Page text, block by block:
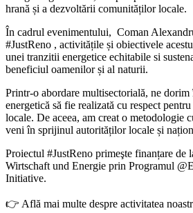
hrană și a dezvoltării comunităților locale.
În cadrul evenimentului, Coman
#JustReno , activitățile și obiectivele
unei tranzitii energetice echitabile si
beneficiul oamenilor și al naturii.
Printr-o abordare multisectorială, ne
energetică să fie realizată cu respect
locale. De aceea, am creat o metodologie
veni în sprijinul autorităților locale și
Proiectul #JustReno primeşte finanțare de
Wirtschaft und Energie prin Programul
Initiative.
👉 Află mai multe despre activitatea